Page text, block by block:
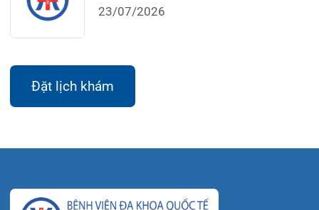
Hải Phòng và khu vực vùng duyên hải Bắc
bộ, quy mô 500 giường bệnh nội trú.